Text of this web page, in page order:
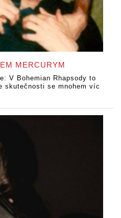
MERCURYM
V Bohemian Rhapsody to
skutečnosti se mnohem víc